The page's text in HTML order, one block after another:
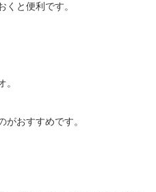
くと便利です。
。
おすすめです。